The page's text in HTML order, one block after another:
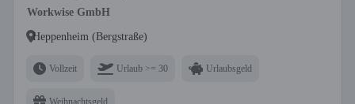
Workwise GmbH
Heppenheim (Bergstraße)
Vollzeit Urlaub >= 30 Urlaubsgeld
Weihnachtsgeld